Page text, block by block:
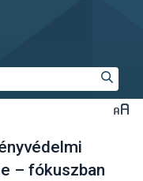
– fókuszban